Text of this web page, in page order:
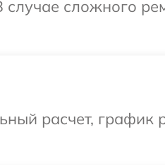
случае сложного
расчет, график